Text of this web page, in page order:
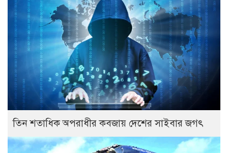
তিন শতাধিক অপরাধীর কবজায় দেশের সাইবার জগৎ